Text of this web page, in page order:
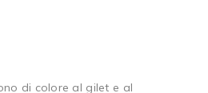
di colore al gilet e al